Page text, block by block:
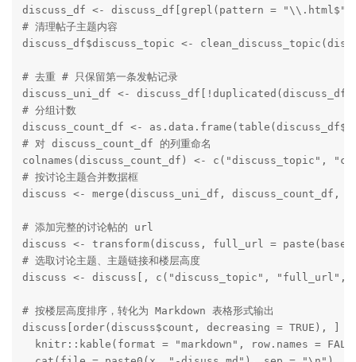
discuss_df <- discuss_df[grepl(pattern =
# 清理帖子主题内容
discuss_df$discuss_topic <-
# 去重 # 只保留第一条发帖记录
discuss_uni_df <-
# 分组计数
discuss_count_df <-
# 对 discuss_count_df 的列重命名
colnames(discuss_count_df) <- c("discuss_topic",
# 按讨论主题合并数据框
discuss <- merge(discuss_uni_df, discuss_count_df,
# 添加完整的讨论帖的 url
discuss <- transform(discuss, full_url =
# 选取讨论主题、主题链接和楼层高度
discuss <- discuss[, c("discuss_topic", "full_url",
# 按楼层高度排序，转化为 Markdown 表格形式输出
discuss[order(discuss$count, decreasing = TRUE), ]
knitr::kable(format = "markdown", row.names =